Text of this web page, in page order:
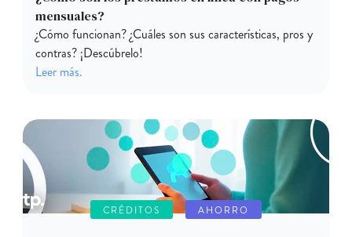
mensuales?
¿Cómo funcionan? ¿Cuáles son sus características, pros y
contras? ¡Descúbrelo!
Leer más.
CRÉDITOS AHORRO